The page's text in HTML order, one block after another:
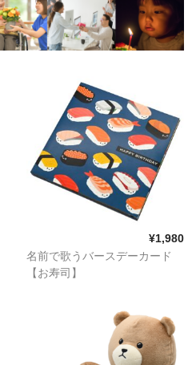
¥1,980
名前で歌うバースデーカード
【お寿司】